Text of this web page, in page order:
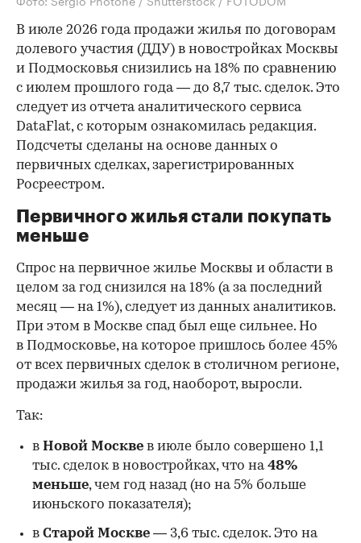
В июле 2026 года продажи жилья по договорам
долевого участия (ДДУ) в новостройках Москвы
и Подмосковья снизились на 18% по сравнению
с июлем прошлого года — до 8,7 тыс. сделок. Это
следует из отчета аналитического сервиса
DataFlat, с которым ознакомилась редакция.
Подсчеты сделаны на основе данных о
первичных сделках, зарегистрированных
Росреестром.
Первичного жилья стали покупать
меньше
Спрос на первичное жилье Москвы и области в
целом за год снизился на 18% (а за последний
месяц — на 1%), следует из данных аналитиков.
При этом в Москве спад был еще сильнее. Но
в Подмосковье, на которое пришлось более 45%
от всех первичных сделок в столичном регионе,
продажи жилья за год, наоборот, выросли.
Так:
в Новой Москве в июле было совершено 1,1
тыс. сделок в новостройках, что на48%
меньше, чем год назад (но на 5% больше
июньского показателя);
в Старой Москве — 3,6 тыс. сделок. Это на